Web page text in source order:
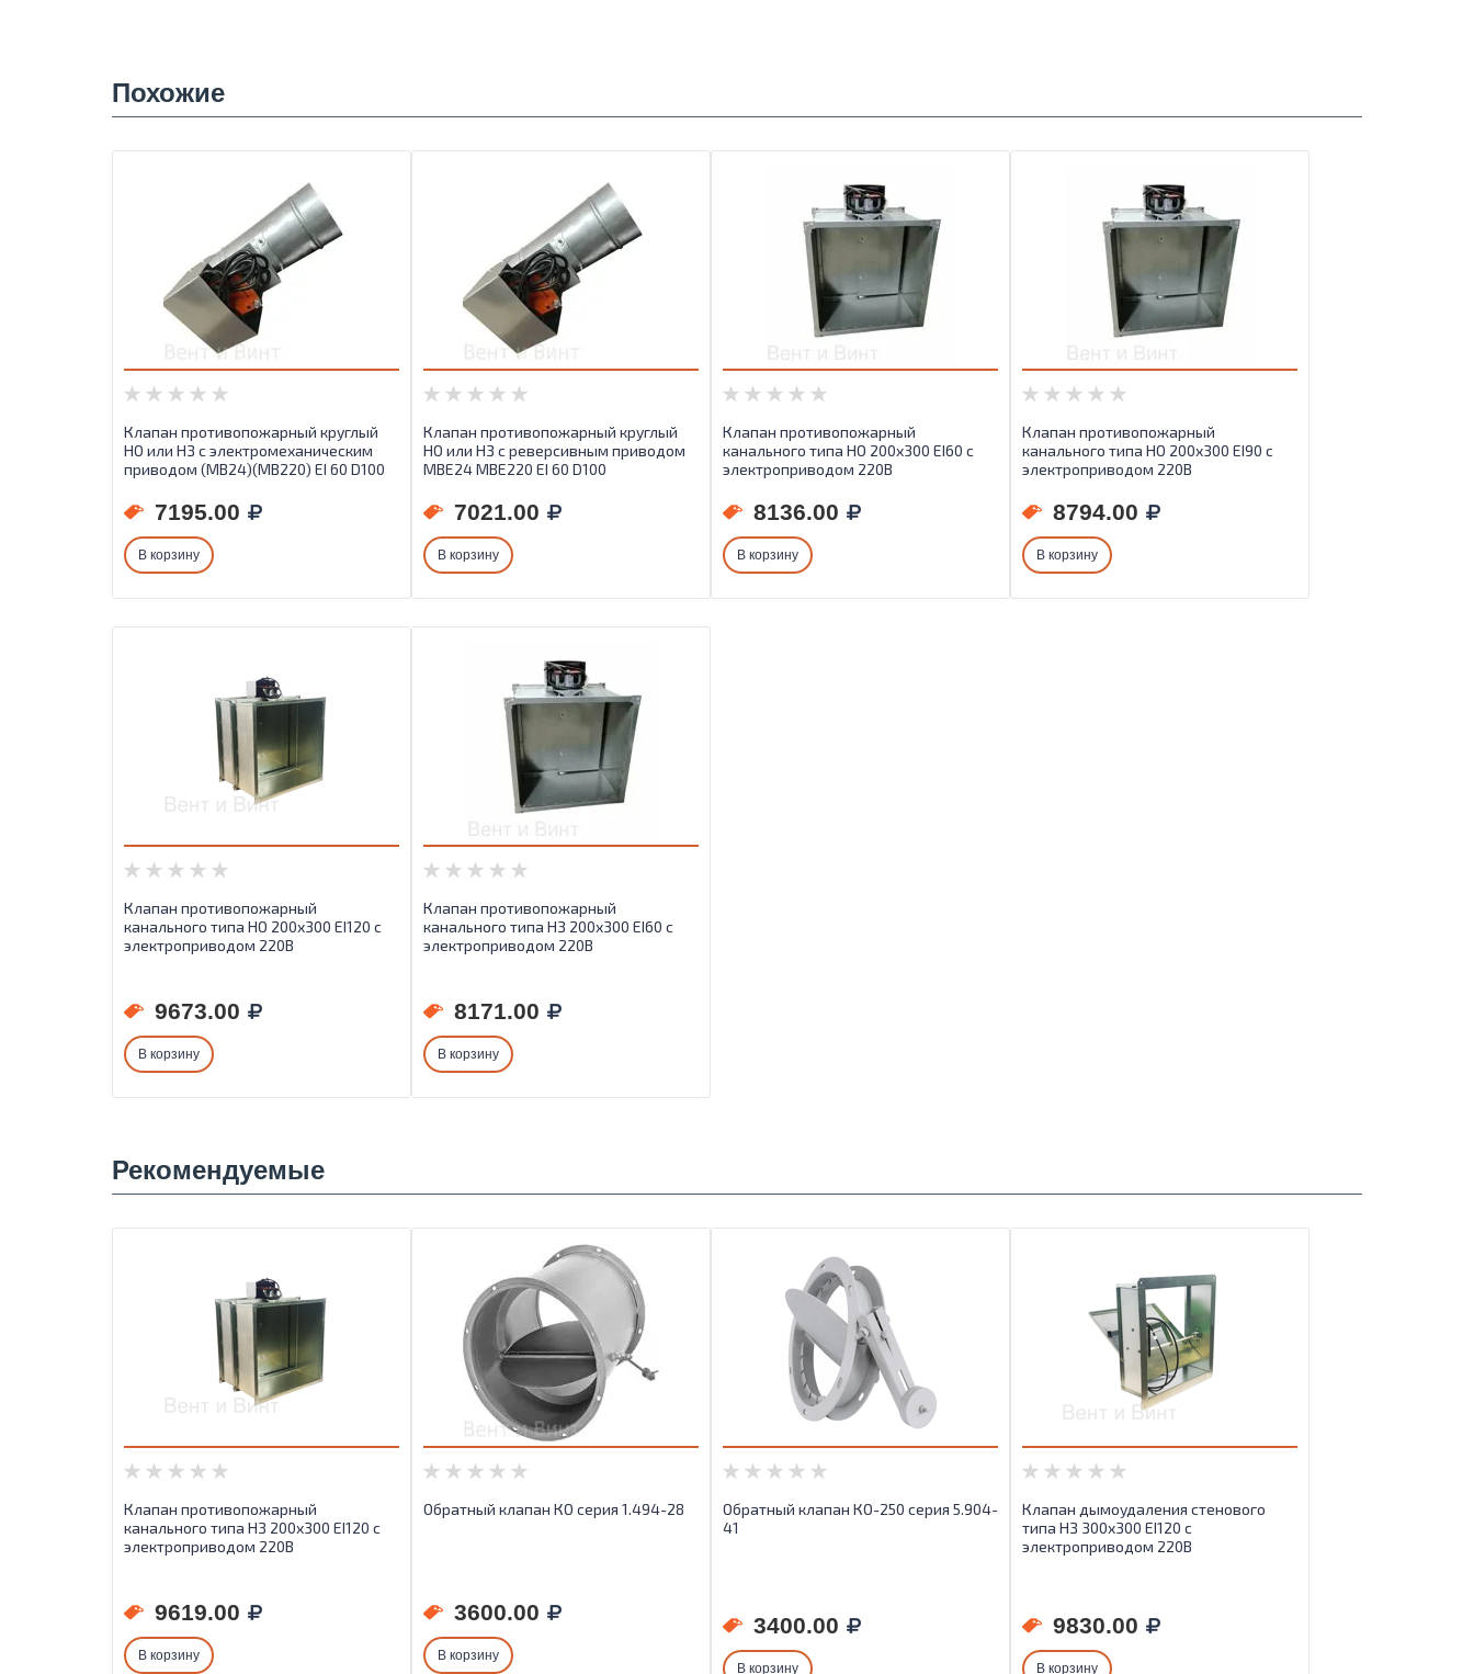
Похожие
Клапан противопожарный круглый
НО или НЗ с электромеханическим
приводом (МВ24)(МВ220) EI 60 D100
7195.00
В корзину
Клапан противопожарный круглый
НО или НЗ с реверсивным приводом
МВЕ24 МВЕ220 EI 60 D100
7021.00
В корзину
Клапан противопожарный
канального типа НО 200х300 EI60 с
электроприводом 220В
8136.00
В корзину
Клапан противопожарный
канального типа НО 200х300 EI90 с
электроприводом 220В
8794.00
В корзину
Клапан противопожарный
канального типа НО 200х300 EI120 с
электроприводом 220В
9673.00
В корзину
Клапан противопожарный
канального типа НЗ 200х300 EI60 с
электроприводом 220В
8171.00
В корзину
Рекомендуемые
Клапан противопожарный
канального типа НЗ 200х300 EI120 с
электроприводом 220В
9619.00
В корзину
Обратный клапан КО серия 1.494-28
3600.00
В корзину
Обратный клапан КО-250 серия 5.904-
41
3400.00
В корзину
Клапан дымоудаления стенового
типа НЗ 300х300 EI120 с
электроприводом 220В
9830.00
В корзину